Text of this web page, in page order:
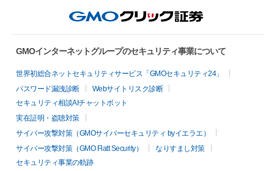
GMOインターネットグループのセキュリティ事業について
世界初総合ネットセキュリティサービス「GMOセキュリティ24」
パスワード漏洩診断
Webサイトリスク診断
セキュリティ相談AIチャットボット
実在証明・盗聴対策
サイバー攻撃対策（GMOサイバーセキュリティ byイエラエ）
サイバー攻撃対策（GMO Flatt Security）
なりすまし対策
セキュリティ事業の軌跡